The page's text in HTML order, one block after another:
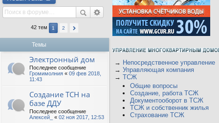
42 тем 1 2
Темы
Электронный дом
Последнее сообщение
Громимолния « 09 фев 2018,
11:43
Создание ТСН на
базе ДДУ
Последнее сообщение
Алексей_
« 02 ноя 2017, 12:53
→ Непосредственное управление
→ Управляющая компания
→ ТСЖ
Общие вопросы
Создание, работа ТСЖ
Документооборот в ТСЖ
ТСЖ и собственник жилья
Страхование ТСЖ